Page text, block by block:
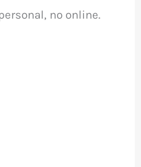
no online.